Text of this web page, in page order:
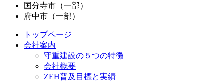
国分寺市（一部）
府中市（一部）
トップページ
会社案内
守重建設の５つの特徴
会社概要
ZEH普及目標と実績